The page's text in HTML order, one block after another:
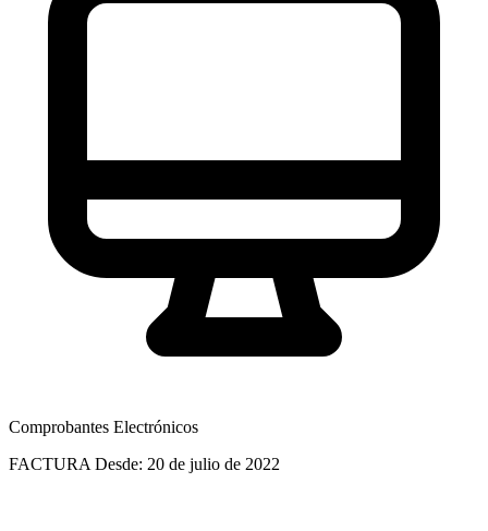
Comprobantes Electrónicos
FACTURA Desde: 20 de julio de 2022